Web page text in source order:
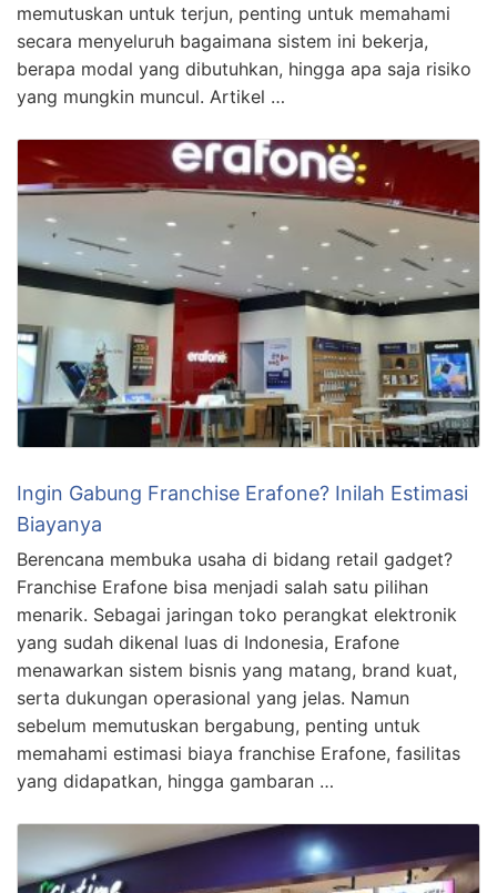
memutuskan untuk terjun, penting untuk memahami
secara menyeluruh bagaimana sistem ini bekerja,
berapa modal yang dibutuhkan, hingga apa saja risiko
yang mungkin muncul. Artikel …
Ingin Gabung Franchise Erafone? Inilah Estimasi
Biayanya
Berencana membuka usaha di bidang retail gadget?
Franchise Erafone bisa menjadi salah satu pilihan
menarik. Sebagai jaringan toko perangkat elektronik
yang sudah dikenal luas di Indonesia, Erafone
menawarkan sistem bisnis yang matang, brand kuat,
serta dukungan operasional yang jelas. Namun
sebelum memutuskan bergabung, penting untuk
memahami estimasi biaya franchise Erafone, fasilitas
yang didapatkan, hingga gambaran …